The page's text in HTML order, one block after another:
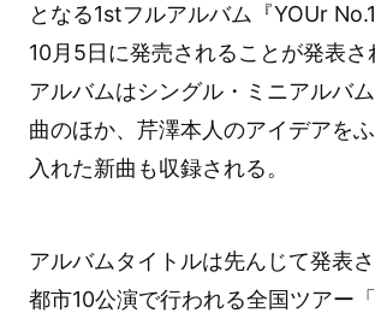
となる1stフルアルバム『YOUr
10月5日に発売されることが発表
アルバムはシングル・ミニアルバ
曲のほか、芹澤本人のアイデアを
入れた新曲も収録される。
アルバムタイトルは先んじて発表
都市10公演で行われる全国ツアー